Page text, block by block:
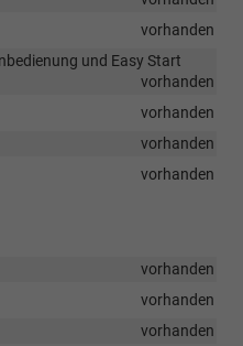
vorhanden
und Easy Start
vorhanden
vorhanden
vorhanden
vorhanden
vorhanden
vorhanden
vorhanden